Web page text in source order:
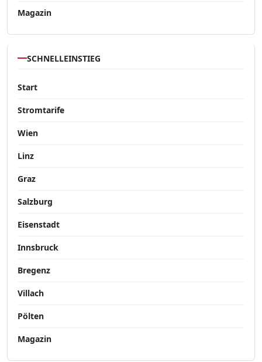
Magazin
SCHNELLEINSTIEG
Start
Stromtarife
Wien
Linz
Graz
Salzburg
Eisenstadt
Innsbruck
Bregenz
Villach
Pölten
Magazin